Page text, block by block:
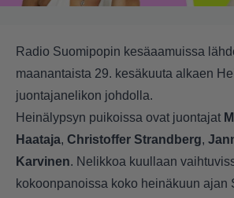
Radio Suomipopin kesäaamuissa
maanantaista 29. kesäkuuta alkaen
juontajanelikon johdolla.
Heinälypsyn puikoissa ovat juontajat
Haataja, Christoffer Strandberg,
Karvinen. Nelikkoa kuullaan
kokoonpanoissa koko heinäkuun ajan